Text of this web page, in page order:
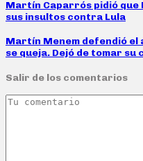
Martín Caparrós pidió que
sus insultos contra Lula
Martín Menem defendió el
se queja. Dejó de tomar su
Salir de los comentarios